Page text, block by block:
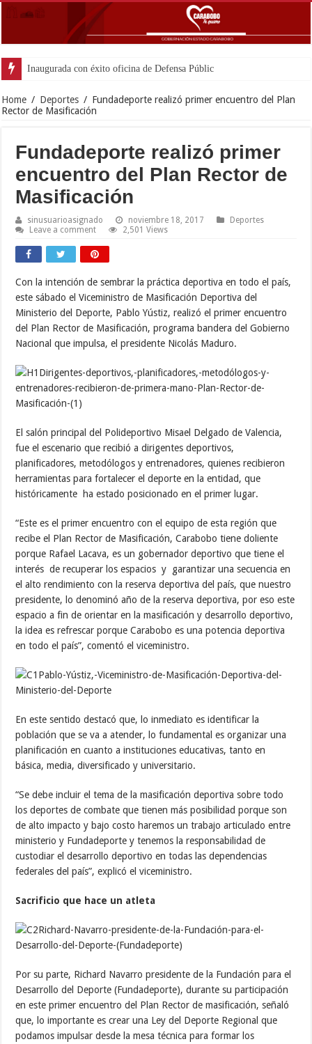
Inaugurada con éxito oficina de Defensa Pública en el municipio
Home / Deportes / Fundadeporte realizó primer encuentro del Plan
Rector de Masificación
Fundadeporte realizó primer
encuentro del Plan Rector de
Masificación
sinusuarioasignado noviembre 18, 2017
Deportes
Leave a comment
2,501 Views
Con la intención de sembrar la práctica deportiva en todo el país,
este sábado el Viceministro de Masificación Deportiva del
Ministerio del Deporte, Pablo Yústiz, realizó el primer encuentro
del Plan Rector de Masificación, programa bandera del Gobierno
Nacional que impulsa, el presidente Nicolás Maduro.
El salón principal del Polideportivo Misael Delgado de Valencia,
fue el escenario que recibió a dirigentes deportivos,
planificadores, metodólogos y entrenadores, quienes recibieron
herramientas para fortalecer el deporte en la entidad, que
históricamente ha estado posicionado en el primer lugar.
“Este es el primer encuentro con el equipo de esta región que
recibe el Plan Rector de Masificación, Carabobo tiene doliente
porque Rafael Lacava, es un gobernador deportivo que tiene el
interés de recuperar los espacios y garantizar una secuencia en
el alto rendimiento con la reserva deportiva del país, que nuestro
presidente, lo denominó año de la reserva deportiva, por eso este
espacio a fin de orientar en la masificación y desarrollo deportivo,
la idea es refrescar porque Carabobo es una potencia deportiva
en todo el país”, comentó el viceministro.
En este sentido destacó que, lo inmediato es identificar la
población que se va a atender, lo fundamental es organizar una
planificación en cuanto a instituciones educativas, tanto en
básica, media, diversificado y universitario.
“Se debe incluir el tema de la masificación deportiva sobre todo
los deportes de combate que tienen más posibilidad porque son
de alto impacto y bajo costo haremos un trabajo articulado entre
ministerio y Fundadeporte y tenemos la responsabilidad de
custodiar el desarrollo deportivo en todas las dependencias
federales del país”, explicó el viceministro.
Sacrificio que hace un atleta
Por su parte, Richard Navarro presidente de la Fundación para el
Desarrollo del Deporte (Fundadeporte), durante su participación
en este primer encuentro del Plan Rector de masificación, señaló
que, lo importante es crear una Ley del Deporte Regional que
podamos impulsar desde la mesa técnica para formar los